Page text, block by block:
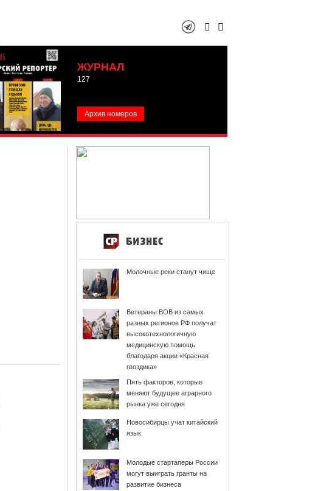
ЖУРНАЛ
127
Архив номеров
Молочные реки станут чище
Ветераны ВОВ из самых
разных регионов РФ получат
высокотехнологичную
медицинскую помощь
благодаря акции «Красная
гвоздика»
Пять факторов, которые
меняют будущее аграрного
рынка уже сегодня
Новосибирцы учат китайский
язык
Молодые стартаперы России
могут выиграть гранты на
развитие бизнеса